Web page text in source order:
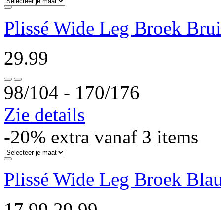
Plissé Wide Leg Broek
29.99
98/104 ‐ 170/176
Zie details
-20% extra vanaf 3 items
Plissé Wide Leg Broek